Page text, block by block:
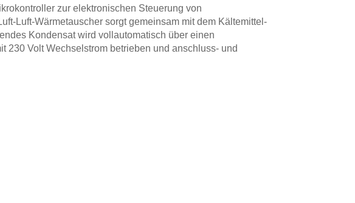
zur elektronischen Steuerung von
Luft-Wärmetauscher sorgt gemeinsam mit dem Kältemittel-
Kondensat wird vollautomatisch über einen
230 Volt Wechselstrom betrieben und anschluss- und